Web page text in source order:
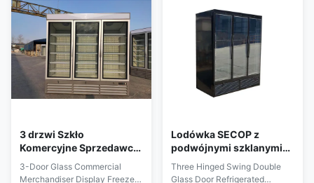
3 drzwi Szkło
Komercyjne Sprzedawcy
Wyświetlacz Zamrażarka
Wyrówna trójdrzwiowa
3-Door Glass Commercial
Merchandiser Display Freezer,
Lodówka SECOP z
podwójnymi szklanymi
drzwiami i trzema
zawiasami
Three Hinged Swing Double
Glass Door Refrigerated